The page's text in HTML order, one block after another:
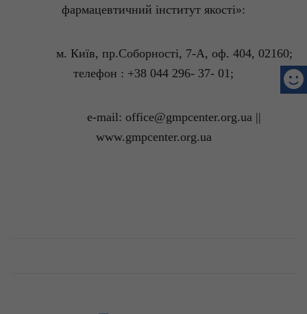
фармацевтичний інститут якості»:
м. Київ, пр.Соборності, 7-А, оф. 404, 02160;
телефон : +38 044 296- 37- 01;
e-mail: office@gmpcenter.org.ua ||
www.gmpcenter.org.ua